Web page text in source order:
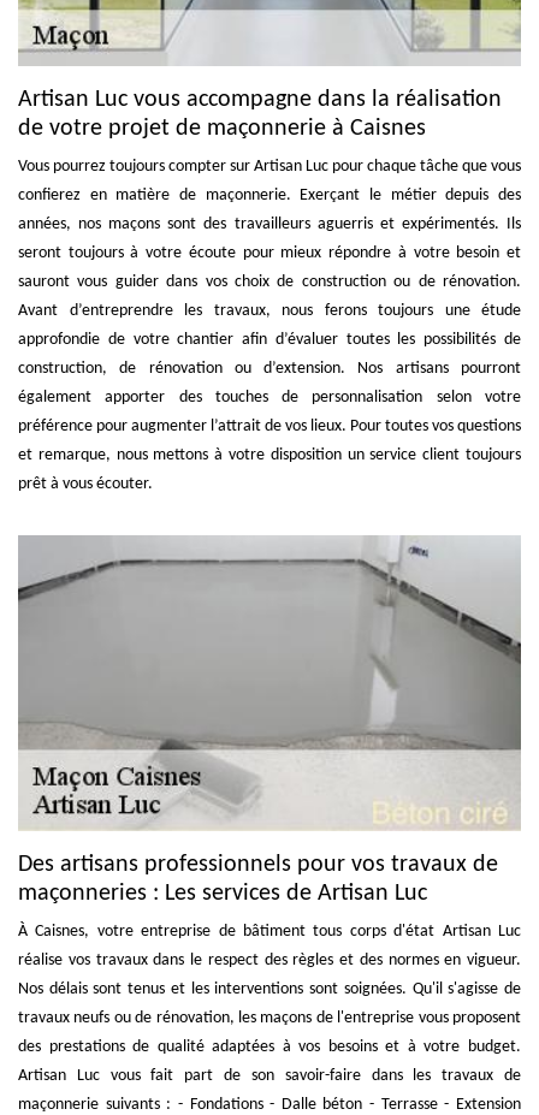
Artisan Luc vous accompagne dans la réalisation
de votre projet de maçonnerie à Caisnes
Vous pourrez toujours compter sur Artisan Luc pour chaque tâche que vous
confierez en matière de maçonnerie. Exerçant le métier depuis des
années, nos maçons sont des travailleurs aguerris et expérimentés. Ils
seront toujours à votre écoute pour mieux répondre à votre besoin et
sauront vous guider dans vos choix de construction ou de rénovation.
Avant d’entreprendre les travaux, nous ferons toujours une étude
approfondie de votre chantier afin d’évaluer toutes les possibilités de
construction, de rénovation ou d’extension. Nos artisans pourront
également apporter des touches de personnalisation selon votre
préférence pour augmenter l’attrait de vos lieux. Pour toutes vos questions
et remarque, nous mettons à votre disposition un service client toujours
prêt à vous écouter.
Des artisans professionnels pour vos travaux de
maçonneries : Les services de Artisan Luc
À Caisnes, votre entreprise de bâtiment tous corps d'état Artisan Luc
réalise vos travaux dans le respect des règles et des normes en vigueur.
Nos délais sont tenus et les interventions sont soignées. Qu'il s'agisse de
travaux neufs ou de rénovation, les maçons de l'entreprise vous proposent
des prestations de qualité adaptées à vos besoins et à votre budget.
Artisan Luc vous fait part de son savoir-faire dans les travaux de
maçonnerie suivants : - Fondations - Dalle béton - Terrasse - Extension